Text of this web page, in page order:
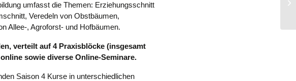
umfasst die Themen: Erziehungsschnitt
Veredeln von Obstbäumen,
Allee-, Agroforst- und Hofbäumen.
verteilt auf 4 Praxisblöcke (insgesamt
sowie diverse Online-Seminare.
Saison 4 Kurse in unterschiedlichen
in